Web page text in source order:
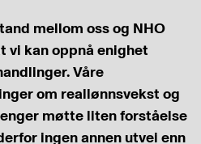
mellom oss og NHO
vi kan oppnå enighet
Våre
om reallønnsvekst og
møtte liten forståelse
ingen annen utvei enn